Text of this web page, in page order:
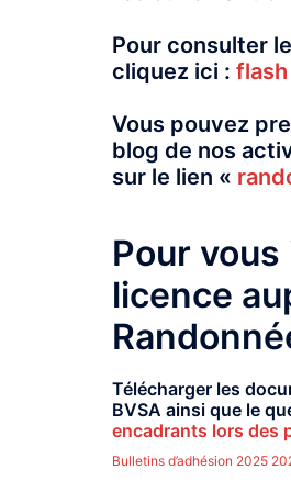
Pour consulter
cliquez ici :
Vous pouvez
blog de nos
sur le lien «
Pour
licence
Télécharger les
BVSA ainsi que le
encadrants lors des
Bulletins d’adhésion 2025